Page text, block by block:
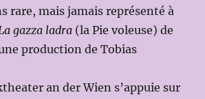
rare, mais jamais représenté à
gazza ladra (la Pie voleuse) de
production de Tobias
an der Wien s’appuie sur